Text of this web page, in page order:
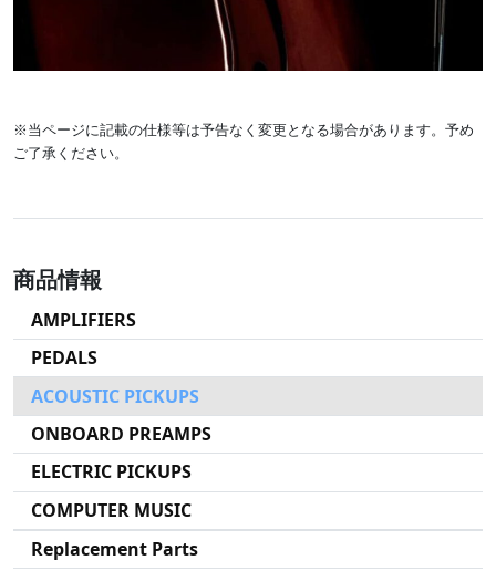
※当ページに記載の仕様等は予告なく変更となる場合があります。予め
ご了承ください。
商品情報
AMPLIFIERS
PEDALS
ACOUSTIC PICKUPS
ONBOARD PREAMPS
ELECTRIC PICKUPS
COMPUTER MUSIC
Replacement Parts